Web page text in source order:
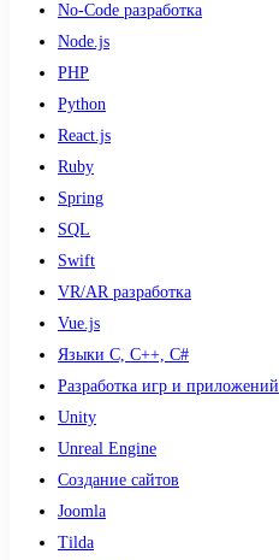
No-Code разработка
Node.js
PHP
Python
React.js
Ruby
Spring
SQL
Swift
VR/AR разработка
Vue.js
Языки С, С++, С#
Разработка игр и приложений
Unity
Unreal Engine
Создание сайтов
Joomla
Tilda